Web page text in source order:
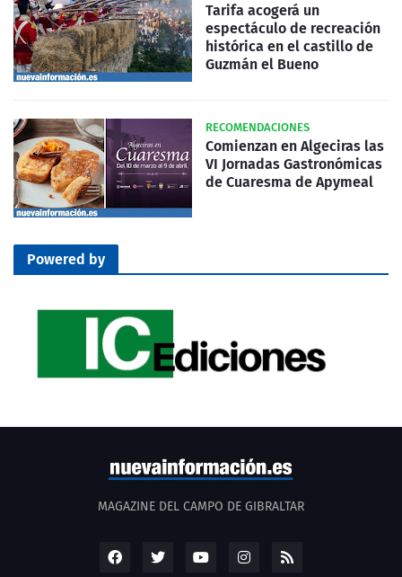
Tarifa acogerá un
espectáculo de recreación
histórica en el castillo de
Guzmán el Bueno
RECOMENDACIONES
Comienzan en Algeciras las
VI Jornadas Gastronómicas
de Cuaresma de Apymeal
Powered by
MAGAZINE DEL CAMPO DE GIBRALTAR